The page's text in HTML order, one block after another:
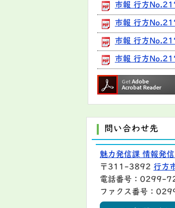
市報 行方
市報 行方
市報 行方
市報 行方
問い合わせ先
魅力発信課 情報発
〒311-3892 行方
電話番号：0299-
ファクス番号：